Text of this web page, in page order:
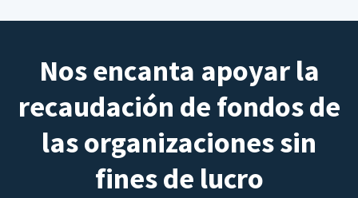
Nos encanta apoyar la
recaudación de fondos de
las organizaciones sin
fines de lucro